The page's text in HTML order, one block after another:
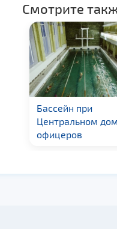
Смотрите
Бассейн при
Центральном
офицеров